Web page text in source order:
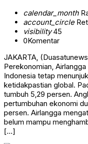
calendar_month
account_circle
visibility45
0Komentar
JAKARTA,
Perekonomian,
Indonesia tetap
ketidakpastian global.
tumbuh 5,29 persen.
pertumbuhan ekonomi
persen. Airlangga
belum mampu
[…]